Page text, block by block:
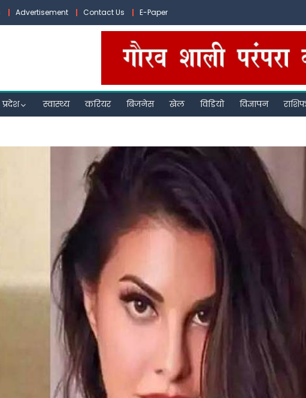
Advertisement Contact Us E-Paper
प्रदेश स्वास्थ्य करियर बिजनेस खेल विडियो विज्ञापन